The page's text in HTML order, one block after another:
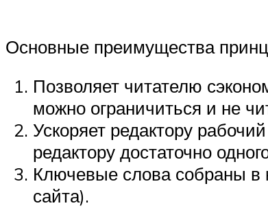
Основные преимущества
Позволяет читателю
можно ограничиться и не
Ускоряет редактору
редактору достаточно
Ключевые слова собраны в
сайта).